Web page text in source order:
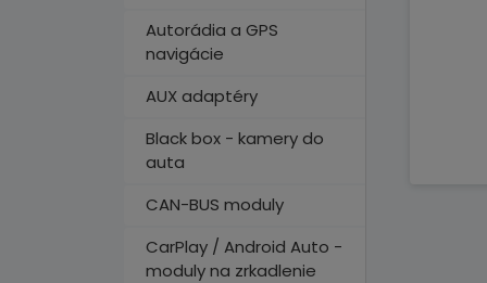
Autorádia a GPS
navigácie
AUX adaptéry
Black box - kamery do
auta
CAN-BUS moduly
CarPlay / Android Auto -
moduly na zrkadlenie